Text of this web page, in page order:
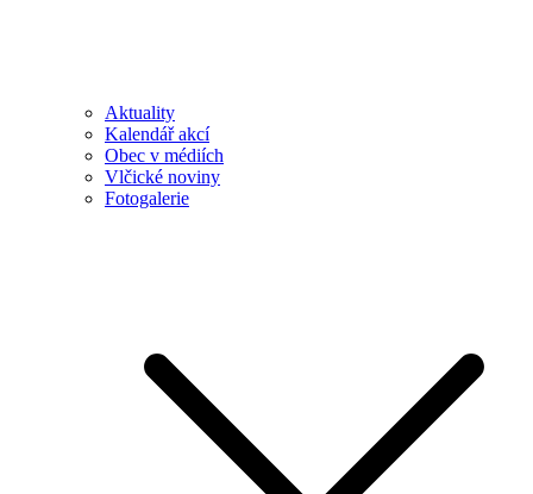
Aktuality
Kalendář akcí
Obec v médiích
Vlčické noviny
Fotogalerie